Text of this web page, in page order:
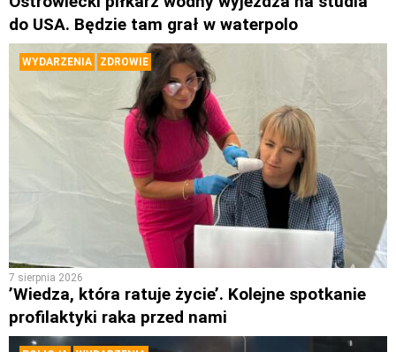
do USA. Będzie tam grał w waterpolo
WYDARZENIA ZDROWIE
7 sierpnia 2026
’Wiedza, która ratuje życie’. Kolejne spotkanie
profilaktyki raka przed nami